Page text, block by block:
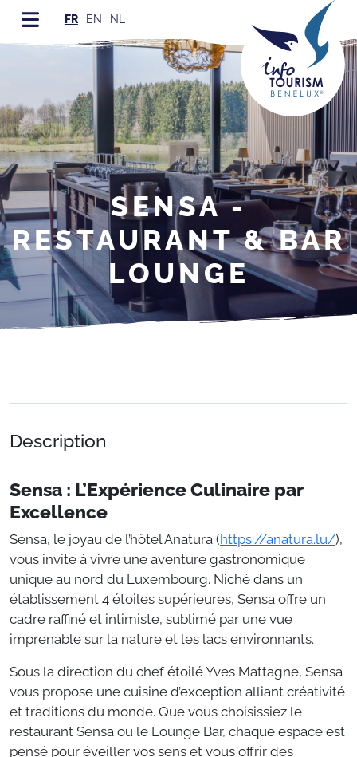
FR EN NL
SENSA -
RESTAURANT & BAR
LOUNGE
Description
Sensa : L’Expérience Culinaire par
Excellence
Sensa, le joyau de l’hôtel Anatura (https://anatura.lu/),
vous invite à vivre une aventure gastronomique
unique au nord du Luxembourg. Niché dans un
établissement 4 étoiles supérieures, Sensa offre un
cadre raffiné et intimiste, sublimé par une vue
imprenable sur la nature et les lacs environnants.
Sous la direction du chef étoilé Yves Mattagne, Sensa
vous propose une cuisine d’exception alliant créativité
et traditions du monde. Que vous choisissiez le
restaurant Sensa ou le Lounge Bar, chaque espace est
pensé pour éveiller vos sens et vous offrir des